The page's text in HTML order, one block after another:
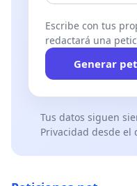
Escribe con tus
redactará una
Generar
Tus datos siguen
Privacidad desde el